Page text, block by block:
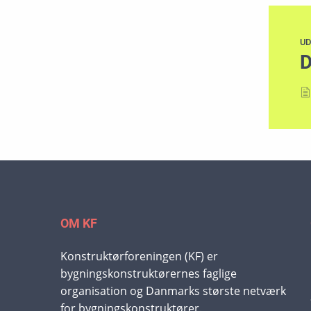
OM KF
Konstruktørforeningen (KF) er
bygningskonstruktørernes faglige
organisation og Danmarks største netværk